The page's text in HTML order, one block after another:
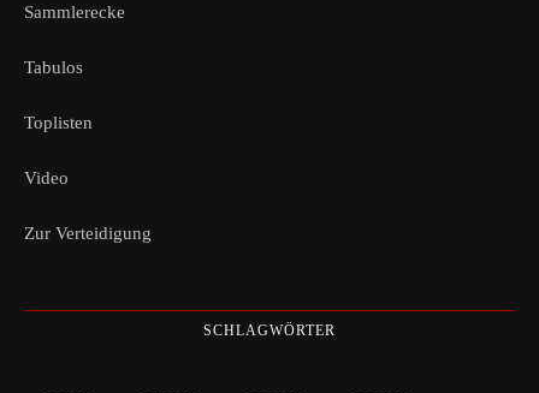
Sammlerecke
Tabulos
Toplisten
Video
Zur Verteidigung
SCHLAGWÖRTER